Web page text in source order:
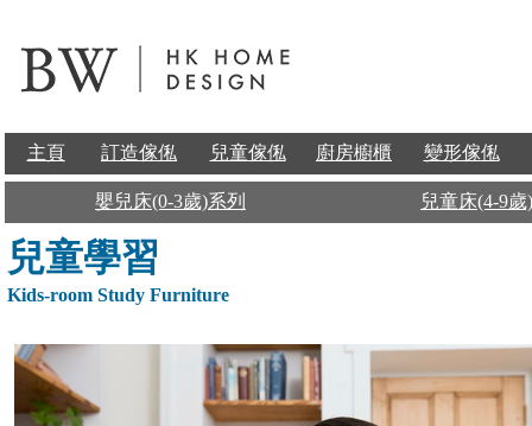
主頁 訂造傢俬 兒童傢俬 廚房櫥櫃 變形傢俬
嬰兒床(0-3歲)系列 兒童床(4-9
兒童學習
Kids-room Study Furniture